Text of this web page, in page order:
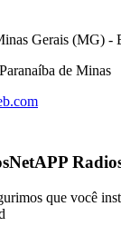
Gerais (MG) -
de Minas
APP
que você